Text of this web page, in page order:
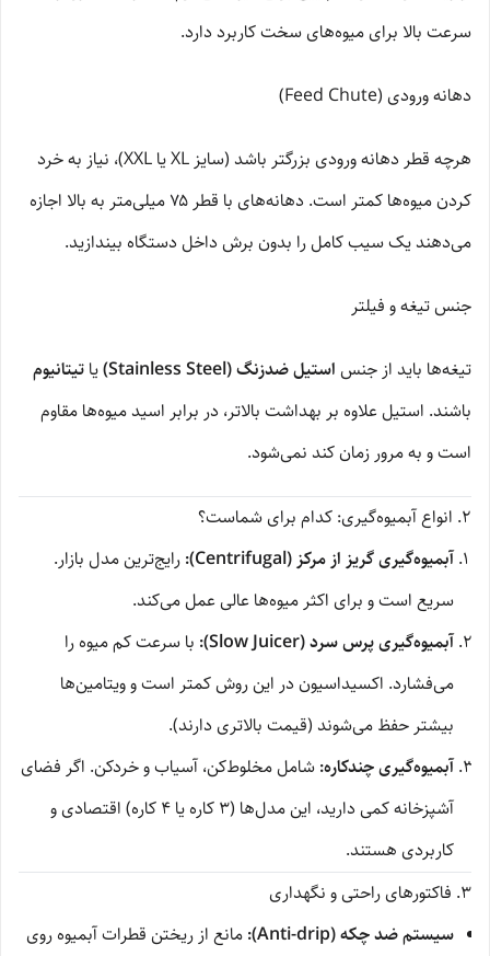
سرعت بالا برای میوه‌های سخت کاربرد دارد.
دهانه ورودی (Feed Chute)
هرچه قطر دهانه ورودی بزرگتر باشد (سایز XL یا XXL)، نیاز به خرد
کردن میوه‌ها کمتر است. دهانه‌های با قطر ۷۵ میلی‌متر به بالا اجازه
می‌دهند یک سیب کامل را بدون برش داخل دستگاه بیندازید.
جنس تیغه و فیلتر
تیغه‌ها باید از جنس استیل ضدزنگ (Stainless Steel) یا تیتانیوم
باشند. استیل علاوه بر بهداشت بالاتر، در برابر اسید میوه‌ها مقاوم
است و به مرور زمان کند نمی‌شود.
۲. انواع آبمیوه‌گیری: کدام برای شماست؟
آبمیوه‌گیری گریز از مرکز (Centrifugal):
رایج‌ترین مدل بازار.
سریع است و برای اکثر میوه‌ها عالی عمل می‌کند.
آبمیوه‌گیری پرس سرد (Slow Juicer):
با سرعت کم میوه را
می‌فشارد. اکسیداسیون در این روش کمتر است و ویتامین‌ها
بیشتر حفظ می‌شوند (قیمت بالاتری دارند).
آبمیوه‌گیری چندکاره: شامل مخلوط‌کن، آسیاب و خردکن. اگر فضای
آشپزخانه کمی دارید، این مدل‌ها (۳ کاره یا ۴ کاره) اقتصادی و
کاربردی هستند.
۳. فاکتورهای راحتی و نگهداری
سیستم ضد چکه (Anti-drip):
مانع از ریختن قطرات آبمیوه روی